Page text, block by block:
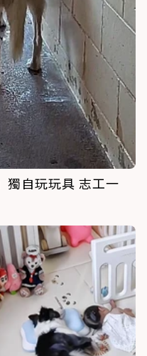
獨自玩玩具 志工一